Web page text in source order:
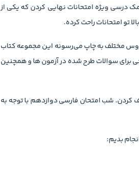
درسی ویژه امتحانات نهایی کردن که یکی از
تو امتحانات راحت کرده.
مختلف به چاپ می‌رسونه این مجموعه کتاب
برای سوالات طرح شده در آزمون ها و همچنین
مجتبی احمدوند بوده ایشون این کتاب رو تو 68 صفحه جمع آوری و تالیف کردن. شب امتحان فارسی دوازدهم با توجه به
بدیم: